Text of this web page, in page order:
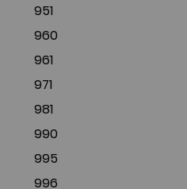
951
960
961
971
981
990
995
996